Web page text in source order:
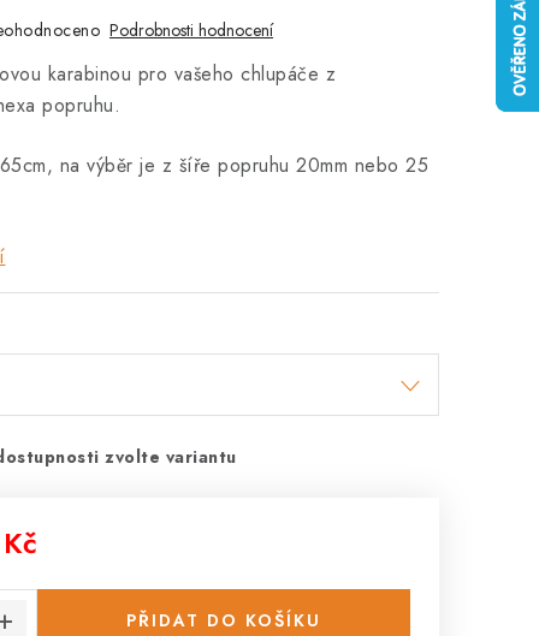
Podrobnosti hodnocení
karabinou pro vašeho chlupáče z
popruhu.
na výběr je z šíře popruhu 20mm nebo 25
zvolte variantu
PŘIDAT DO KOŠÍKU